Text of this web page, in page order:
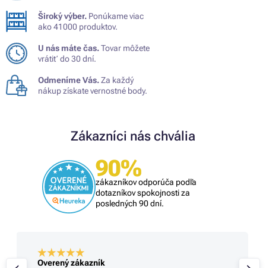
Široký výber. Ponúkame viac
ako 41000 produktov.
U nás máte čas.Tovar môžete
vrátiť do 30 dní.
Odmeníme Vás.Za každý
nákup získate vernostné body.
Zákazníci nás chvália
90%
zákazníkov odporúča podľa
dotazníkov spokojnosti za
posledných 90 dní.
Overený zákazník